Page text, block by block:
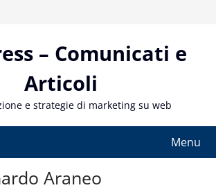
– Comunicati e
Articoli
e strategie di marketing su web
Menu
Araneo